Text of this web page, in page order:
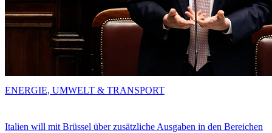
Italien will mit Brüssel über zusätzliche Ausgaben in den Bereichen
ENERGIE, UMWELT & TRANSPORT